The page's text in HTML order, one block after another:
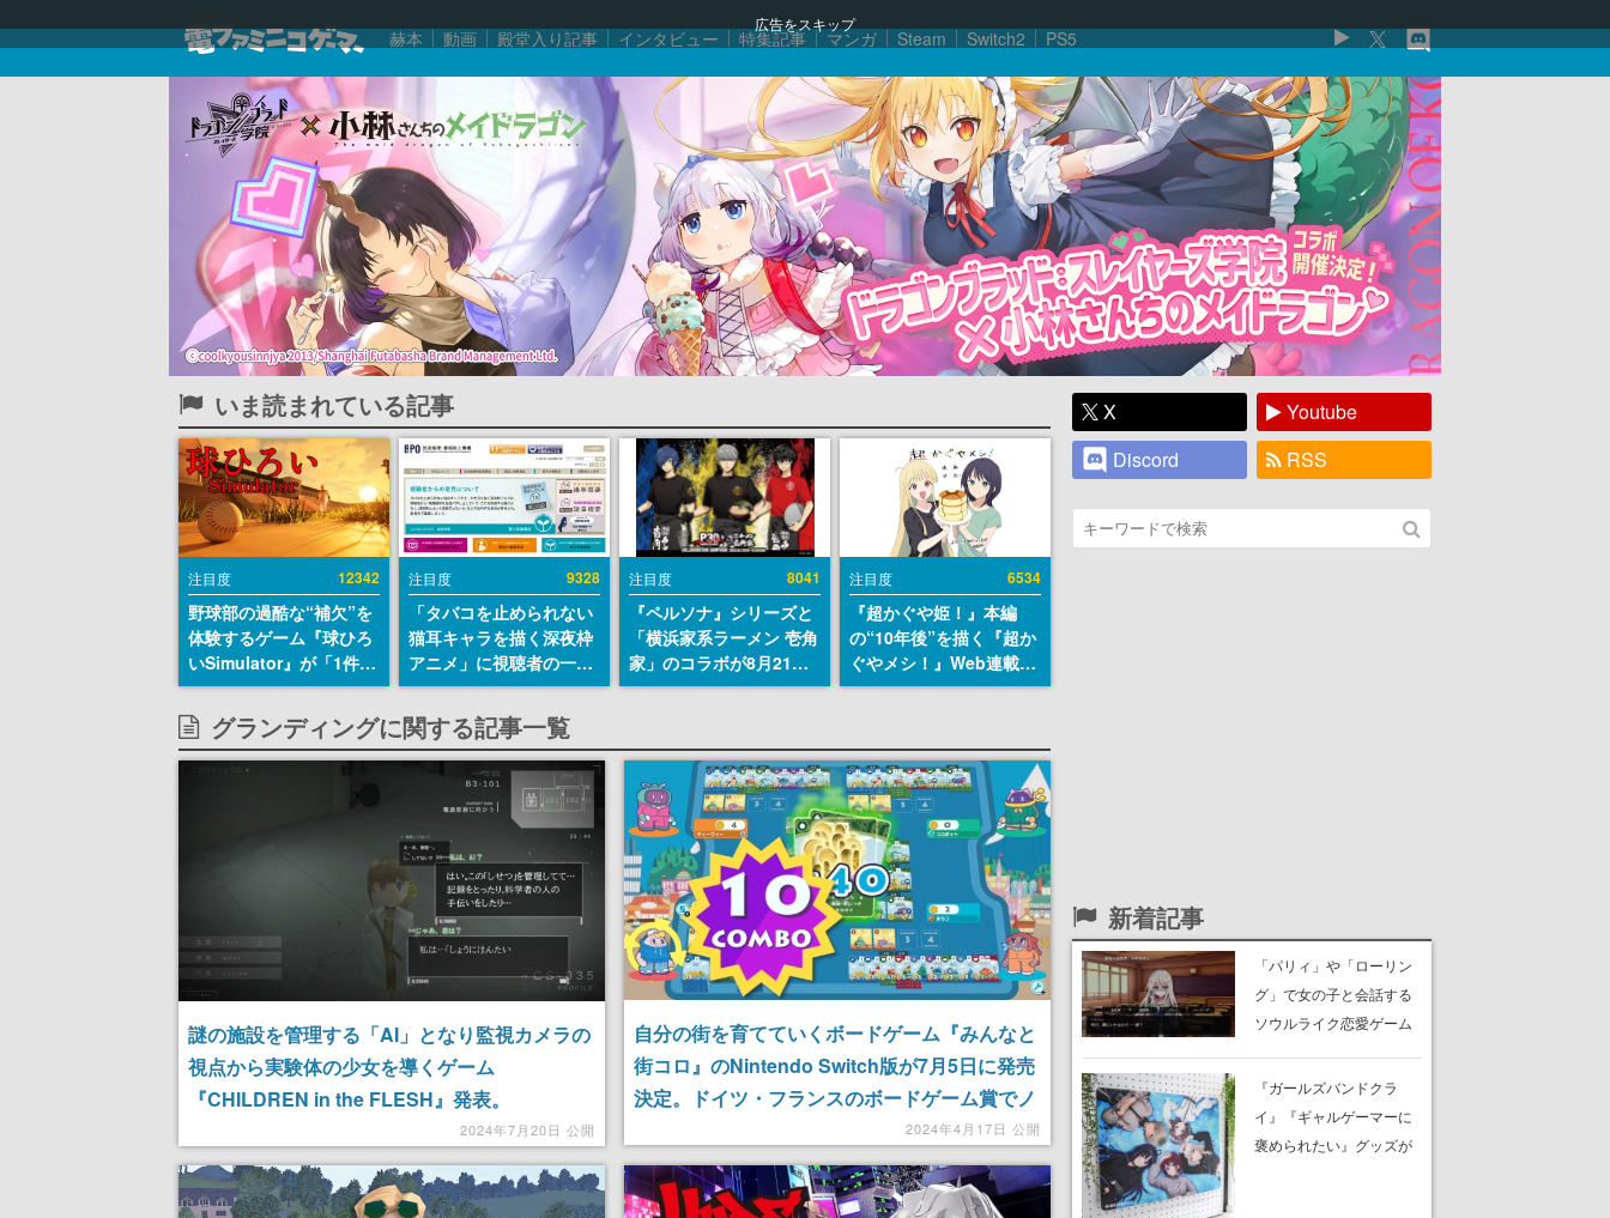
広告をスキップ
赫本 動画 殿堂入り記事 インタビュー 特集記事 マンガ Steam Switch2 PS5
いま読まれている記事
注目度 12342
野球部の過酷な“補欠”を
体験するゲーム『球ひろ
いSimulator』が「1件」
のウィッシュリストをも
とにチェコ語に対応し
SNSで話題に。『キング
ダム・カム』開発元やチ
注目度 9328
「タバコを止められない
猫耳キャラを描く深夜枠
アニメ」に視聴者の一部
から批判意見。違法薬物
の使用と思しき描写も含
めて、BPOが議論を交わ
す
注目度 8041
『ペルソナ』シリーズと
「横浜家系ラーメン 壱角
家」のコラボが8月21日
から開催。”はがくれ”風
ラーメンがラインナップ
注目度 6534
『超かぐや姫！』本編
の“10年後”を描く『超か
ぐやメシ！』Web連載決
定。新たなWebマンガレ
タート、あのお話には…
まだ続きがある！
グランディングに関する記事一覧
謎の施設を管理する「AI」となり監視カメラの
視点から実験体の少女を導くゲーム
『CHILDREN in the FLESH』発表。
BitSummit Driftにてプロトタイプを出展中
2024年7月20日 公開
自分の街を育てていくボードゲーム『みんなと
街コロ』のNintendo Switch版が7月5日に発売
決定。ドイツ・フランスのボードゲーム賞でノ
ミネートされた名作がデジタル版で登場
2024年4月17日 公開
X
Youtube
Discord
RSS
新着記事
「パリィ」や「ローリン
グ」で女の子と会話する
ソウルライク恋愛ゲーム
イク』無料公開。返事に
失敗すると「YOU
DIED」
『ガールズバンドクラ
イ』『ギャルゲーマーに
褒められたい』グッズが